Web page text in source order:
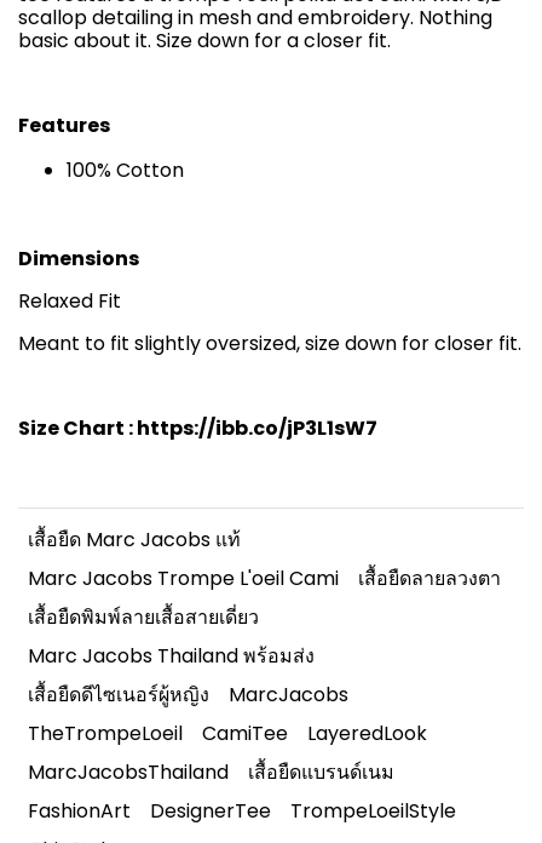
scallop detailing in mesh and embroidery. Nothing
basic about it. Size down for a closer fit.
Features
100% Cotton
Dimensions
Relaxed Fit
Meant to fit slightly oversized, size down for closer fit.
Size Chart :https://ibb.co/jP3L1sW7
เสื้อยืด Marc Jacobs แท้
Marc Jacobs Trompe L'oeil Cami
เสื้อยืดลายลวงตา
เสื้อยืดพิมพ์ลายเสื้อสายเดี่ยว
Marc Jacobs Thailand พร้อมส่ง
เสื้อยืดดีไซเนอร์ผู้หญิง
MarcJacobs
TheTrompeLoeil
CamiTee
LayeredLook
MarcJacobsThailand
เสื้อยืดแบรนด์เนม
FashionArt
DesignerTee
TrompeLoeilStyle